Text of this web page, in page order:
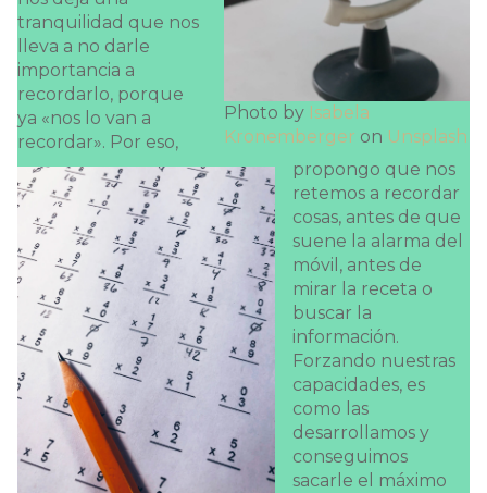
Photo by Isabela
Kronemberger on Unsplash
tranquilidad que nos
lleva a no darle
importancia a
recordarlo, porque
ya «nos lo van a
recordar». Por eso,
propongo que nos
retemos a recordar
cosas, antes de que
suene la alarma del
móvil, antes de
mirar la receta o
buscar la
información.
Forzando nuestras
capacidades, es
como las
desarrollamos y
conseguimos
sacarle el máximo